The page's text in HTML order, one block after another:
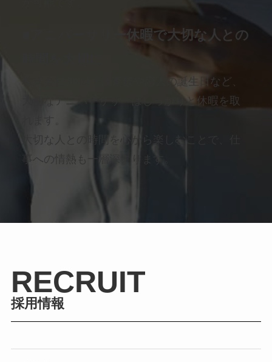
■アニバーサリー休暇で大切な人との
株式会社Trustでは家族や恋人の誕生日など、
大切なアニバーサリーはしっかりと休暇を取
大切な人との時間を心から楽しむことで、仕
事への情熱も一層深まります。
RECRUIT
採用情報